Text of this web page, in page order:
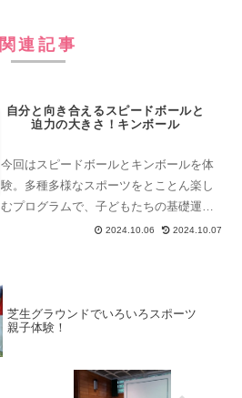
関連記事
自分と向き合えるスピードボールと
迫力の大きさ！キンボール
今回はスピードボールとキンボールを体
験。多種多様なスポーツをとことん楽し
むプログラムで、子どもたちの基礎運動
能力とコミュニケーション力を高め、年
2024.10.06 2024.10.07
芝生グラウンドでいろいろスポーツ
親子体験！